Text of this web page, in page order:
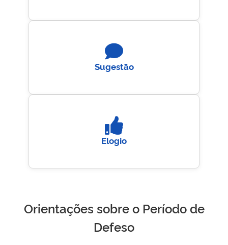
Sugestão
Elogio
Orientações sobre o Período de
Defeso